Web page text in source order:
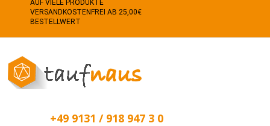
AUF VIELE PRODUKTE
VERSANDKOSTENFREI AB 25,00€
BESTELLWERT
+49 9131 / 918 947 3 0